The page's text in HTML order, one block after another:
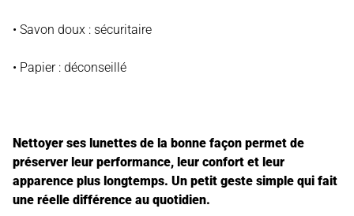
• Savon doux : sécuritaire
• Papier : déconseillé
Nettoyer ses lunettes de la bonne façon permet de
préserver leur performance, leur confort et leur
apparence plus longtemps. Un petit geste simple qui fait
une réelle différence au quotidien.